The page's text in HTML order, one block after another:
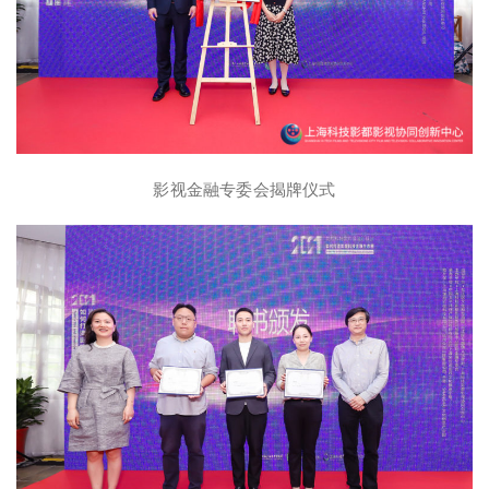
影视金融专委会揭牌仪式